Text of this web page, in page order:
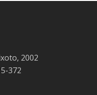
2002
372